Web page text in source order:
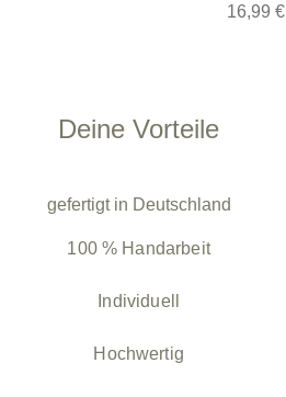
Preis
16,99 €
Deine Vorteile
gefertigt in Deutschland
100 % Handarbeit
Individuell
Hochwertig